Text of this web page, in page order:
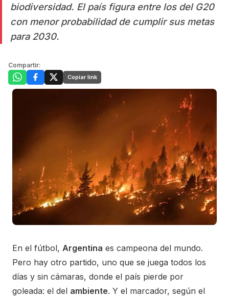
biodiversidad. El país figura entre los del G20
con menor probabilidad de cumplir sus metas
para 2030.
Compartir:
Copiar link
En el fútbol, Argentina es campeona del mundo.
Pero hay otro partido, uno que se juega todos los
días y sin cámaras, donde el país pierde por
goleada: el del ambiente. Y el marcador, según el